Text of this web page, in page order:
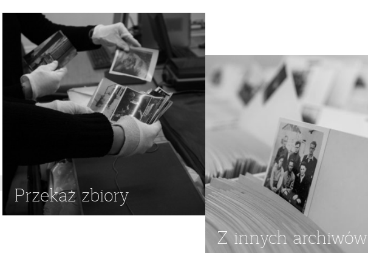
JAZZ,MAŁŻEŃSTWA,ŻONY, ULICA TARCZYŃSKA W WARSZAWIE
PIANIŚCI JAZZOWI
, ZOFIA KOMEDOWA-TRZCIŃSKA
Przekaż zbiory
Z innych archiwów